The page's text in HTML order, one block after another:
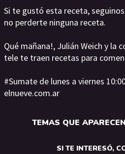
Si te gustó esta receta,
no perderte ninguna receta.
Qué mañana!, Julián Weich y la
tele te traen recetas para
#Sumate de lunes a viernes
elnueve.com.ar
TEMAS QUE
SI TE INTERESÓ,